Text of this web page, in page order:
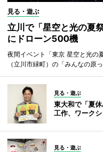
見る・遊ぶ
立川で「星空と光の夏
にドローン500機
夜間イベント「東京 星空と光の
（立川市緑町）の「みんなの原
見る・遊ぶ
東大和で「夏
工作、ワーク
見る・遊ぶ